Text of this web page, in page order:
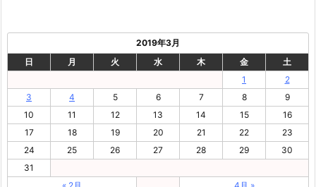
2019年3月
日
月 火 水 木 金 土
1
2
3
4 5 6 7 8
9
10
11 12 13 14 15
16
17
18 19 20 21 22
23
24
25 26 27 28 29
30
31